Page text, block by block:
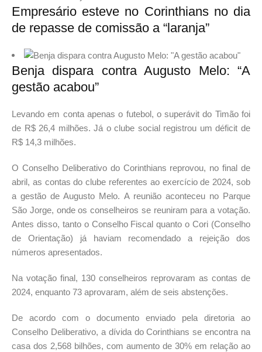
Empresário esteve no Corinthians no dia
de repasse de comissão a “laranja”
Benja dispara contra Augusto Melo: “A
gestão acabou”
Levando em conta apenas o futebol, o superávit do Timão foi
de R$ 26,4 milhões. Já o clube social registrou um déficit de
R$ 14,3 milhões.
O Conselho Deliberativo do Corinthians reprovou, no final de
abril, as contas do clube referentes ao exercício de 2024, sob
a gestão de Augusto Melo. A reunião aconteceu no Parque
São Jorge, onde os conselheiros se reuniram para a votação.
Antes disso, tanto o Conselho Fiscal quanto o Cori (Conselho
de Orientação) já haviam recomendado a rejeição dos
números apresentados.
Na votação final, 130 conselheiros reprovaram as contas de
2024, enquanto 73 aprovaram, além de seis abstenções.
De acordo com o documento enviado pela diretoria ao
Conselho Deliberativo, a dívida do Corinthians se encontra na
casa dos 2,568 bilhões, com aumento de 30% em relação ao